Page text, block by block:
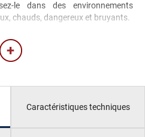
le dans des environnements
chauds, dangereux et bruyants.
Caractéristiques techniques